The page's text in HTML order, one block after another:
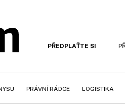
PŘEDPLAŤTE SI
PRÁVNÍ RÁDCE LOGISTIKA